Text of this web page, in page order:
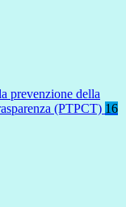
prevenzione della
(PTPCT) 16